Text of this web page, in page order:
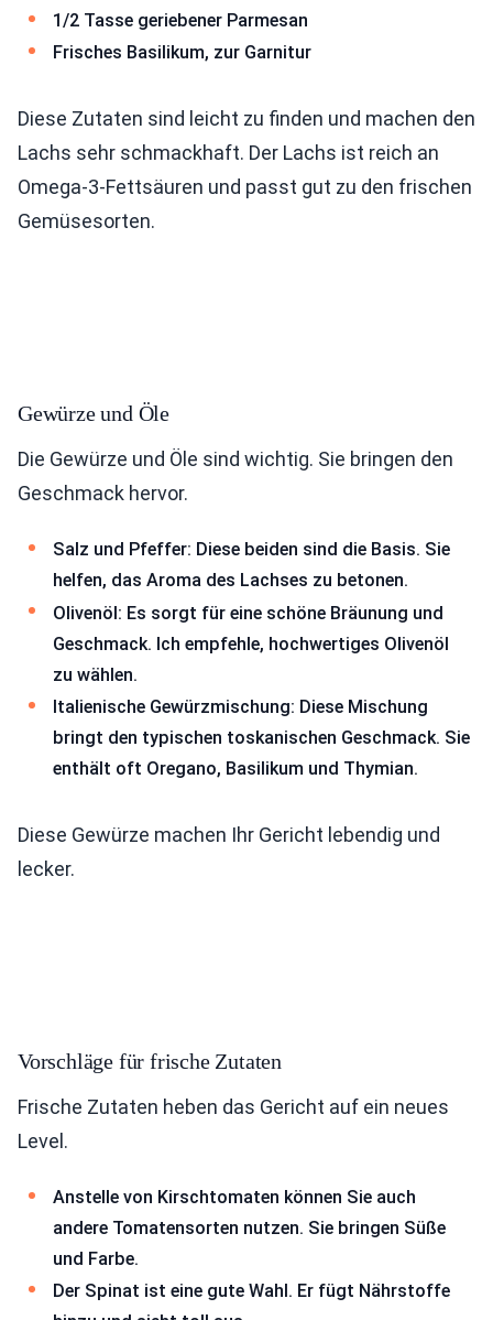
1/2 Tasse geriebener Parmesan
Frisches Basilikum, zur Garnitur
Diese Zutaten sind leicht zu finden und machen den
Lachs sehr schmackhaft. Der Lachs ist reich an
Omega-3-Fettsäuren und passt gut zu den frischen
Gemüsesorten.
Gewürze und Öle
Die Gewürze und Öle sind wichtig. Sie bringen den
Geschmack hervor.
Salz und Pfeffer: Diese beiden sind die Basis. Sie
helfen, das Aroma des Lachses zu betonen.
Olivenöl: Es sorgt für eine schöne Bräunung und
Geschmack. Ich empfehle, hochwertiges Olivenöl
zu wählen.
Italienische Gewürzmischung: Diese Mischung
bringt den typischen toskanischen Geschmack. Sie
enthält oft Oregano, Basilikum und Thymian.
Diese Gewürze machen Ihr Gericht lebendig und
lecker.
Vorschläge für frische Zutaten
Frische Zutaten heben das Gericht auf ein neues
Level.
Anstelle von Kirschtomaten können Sie auch
andere Tomatensorten nutzen. Sie bringen Süße
und Farbe.
Der Spinat ist eine gute Wahl. Er fügt Nährstoffe